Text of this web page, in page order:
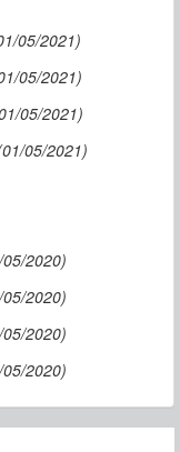
05/2021)
05/2021)
05/2021)
05/2021)
2020)
2020)
2020)
2020)